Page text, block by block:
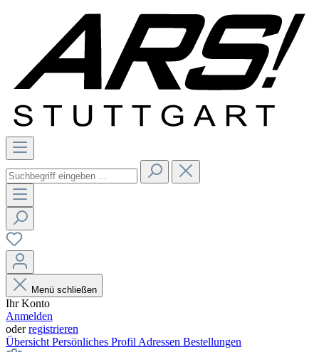
Menü schließen
Ihr Konto
Anmelden
oderregistrieren
Übersicht Persönliches Profil Adressen Bestellungen